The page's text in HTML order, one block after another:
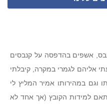
אשפים בהדפסה על קנבסים
והגעתי אליהם לגמרי במקרה, קיבלתי
וגם במהירותו אמיר המליץ לי
למידות הקובץ (אך אחד לא